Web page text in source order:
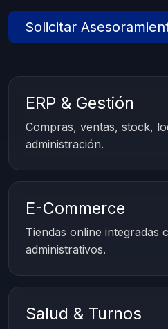
Solicitar
ERP & Gestión
Compras, ventas, stock,
administración.
E-Commerce
Tiendas online integradas
administrativos.
Salud & Turnos